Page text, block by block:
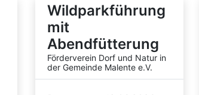
Wildparkführung
mit
Abendfütterung
Förderverein Dorf und Natur in
der Gemeinde Malente e.V.